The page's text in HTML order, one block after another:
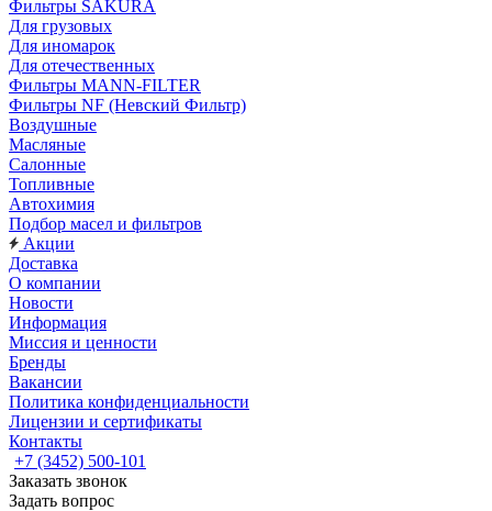
Фильтры SAKURA
Для грузовых
Для иномарок
Для отечественных
Фильтры MANN-FILTER
Фильтры NF (Невский Фильтр)
Воздушные
Масляные
Салонные
Топливные
Автохимия
Подбор масел и фильтров
Акции
Доставка
О компании
Новости
Информация
Миссия и ценности
Бренды
Вакансии
Политика конфиденциальности
Лицензии и сертификаты
Контакты
+7 (3452) 500-101
Заказать звонок
Задать вопрос